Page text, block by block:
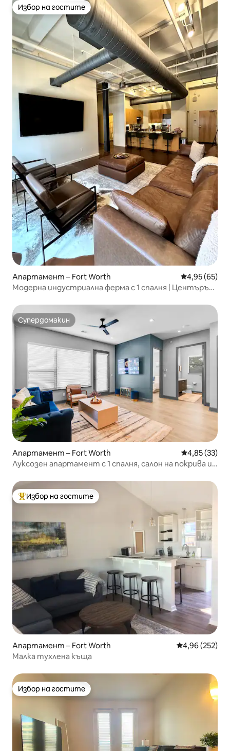
Избор на гостите
Избор на гостите
Апартамент – Fort Worth Средна
4,95 (65)
Модерна индустриална ферма с 1 спалня | Центърът
Супердомакин
Супердомакин
Апартамент – Fort Worth Средна
4,85 (33)
Луксозен апартамент с 1 спалня, салон на покрива и
Най-популярен избор на гостите
Избор на гостите
Апартамент – Fort Worth Средна
4,96 (252)
Малка тухлена къща
Избор на гостите
Избор на гостите